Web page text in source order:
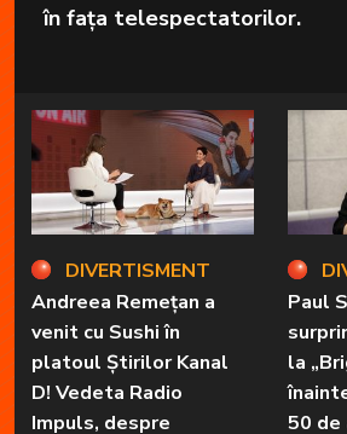
în fața telespectatorilor.
DIVERTISMENT
Andreea Remețan a
venit cu Sushi în
platoul Știrilor Kanal
D! Vedeta Radio
Impuls, despre
Paul
la
50 de